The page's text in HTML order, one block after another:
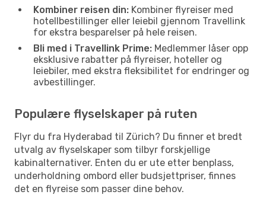
Kombiner reisen din: Kombiner flyreiser med
hotellbestillinger eller leiebil gjennom Travellink
for ekstra besparelser på hele reisen.
Bli med i Travellink Prime: Medlemmer låser opp
eksklusive rabatter på flyreiser, hoteller og
leiebiler, med ekstra fleksibilitet for endringer og
avbestillinger.
Populære flyselskaper på ruten
Flyr du fra Hyderabad til Zürich? Du finner et bredt
utvalg av flyselskaper som tilbyr forskjellige
kabinalternativer. Enten du er ute etter benplass,
underholdning ombord eller budsjettpriser, finnes
det en flyreise som passer dine behov.